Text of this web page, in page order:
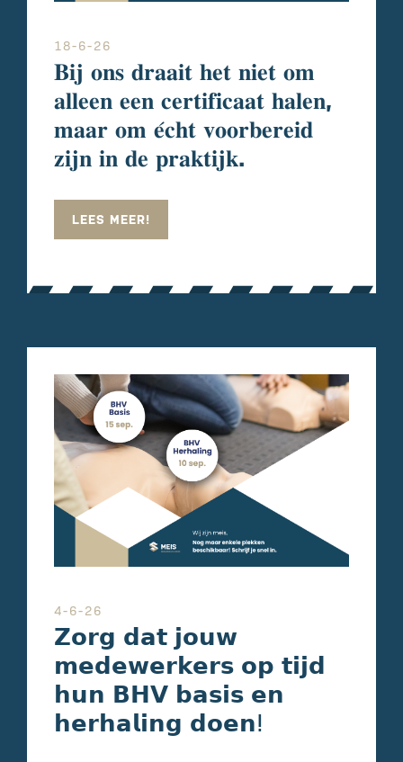
18-6-26
𝐁𝐢𝐣 𝐨𝐧𝐬 𝐝𝐫𝐚𝐚𝐢𝐭 𝐡𝐞𝐭 𝐧𝐢𝐞𝐭 𝐨𝐦
𝐚𝐥𝐥𝐞𝐞𝐧 𝐞𝐞𝐧 𝐜𝐞𝐫𝐭𝐢𝐟𝐢𝐜𝐚𝐚𝐭 𝐡𝐚𝐥𝐞𝐧,
𝐦𝐚𝐚𝐫 𝐨𝐦 𝐞́𝐜𝐡𝐭 𝐯𝐨𝐨𝐫𝐛𝐞𝐫𝐞𝐢𝐝
𝐳𝐢𝐣𝐧 𝐢𝐧 𝐝𝐞 𝐩𝐫𝐚𝐤𝐭𝐢𝐣𝐤.
LEES MEER!
4-6-26
𝗭𝗼𝗿𝗴 𝗱𝗮𝘁 𝗷𝗼𝘂𝘄
𝗺𝗲𝗱𝗲𝘄𝗲𝗿𝗸𝗲𝗿𝘀 𝗼𝗽 𝘁𝗶𝗷𝗱
𝗵𝘂𝗻 𝗕𝗛𝗩 𝗯𝗮𝘀𝗶𝘀 𝗲𝗻
𝗵𝗲𝗿𝗵𝗮𝗹𝗶𝗻𝗴 𝗱𝗼𝗲𝗻ⵑ